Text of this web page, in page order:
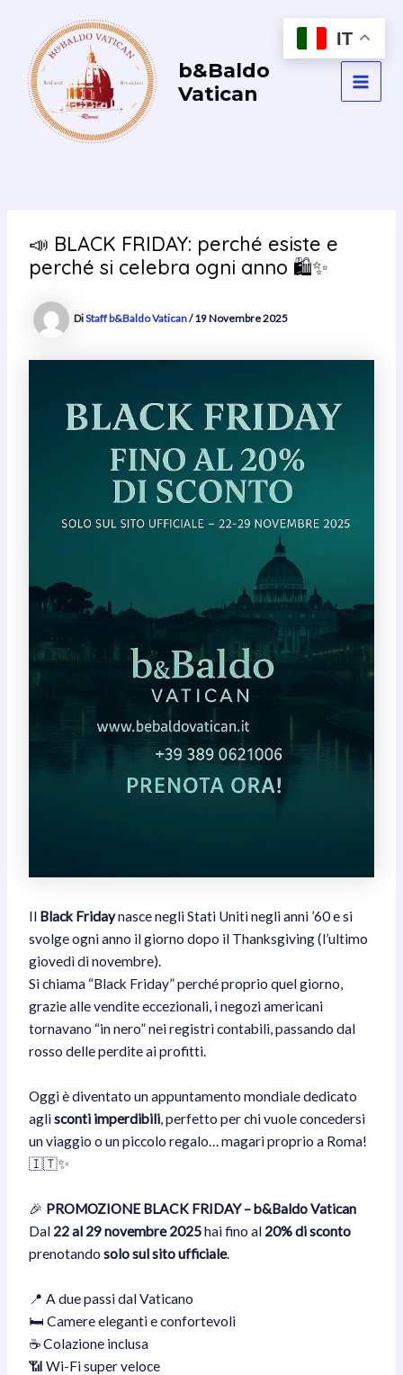
contenuto
b&Baldo
Vatican
📣 BLACK FRIDAY: perché esiste e
perché si celebra ogni anno 🛍️✨
DiStaff b&Baldo Vatican/19 Novembre 2025
Il Black Fridaynasce negli Stati Uniti negli anni ’60 e si
svolge ogni anno il giorno dopo il Thanksgiving (l’ultimo
giovedì di novembre).
Si chiama “Black Friday” perché proprio quel giorno,
grazie alle vendite eccezionali, i negozi americani
tornavano “in nero” nei registri contabili, passando dal
rosso delle perdite ai profitti.
Oggi è diventato un appuntamento mondiale dedicato
aglisconti imperdibili, perfetto per chi vuole concedersi
un viaggio o un piccolo regalo… magari proprio a Roma!
🇮🇹✨
🎉 PROMOZIONE BLACK FRIDAY – b&Baldo Vatican
Dal 22 al 29 novembre 2025hai fino al 20% di sconto
prenotandosolo sul sito ufficiale.
📍 A due passi dal Vaticano
🛏️ Camere eleganti e confortevoli
☕ Colazione inclusa
📶 Wi-Fi super veloce
IT